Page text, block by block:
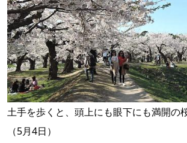
土手を歩くと、頭上にも眼下にも満開の
（5月4日）